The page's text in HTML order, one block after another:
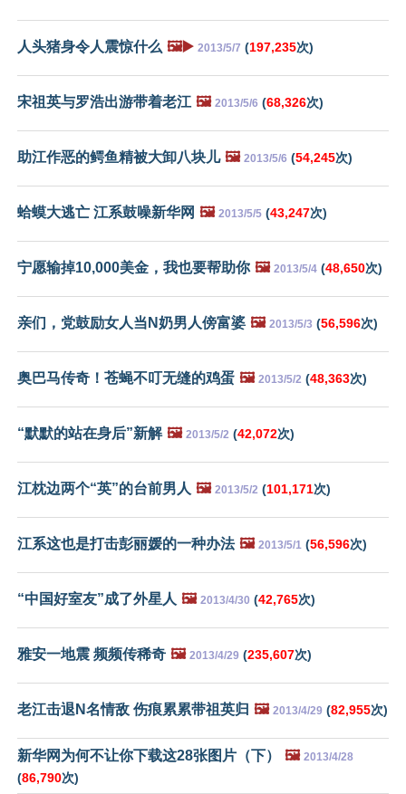
人头猪身令人震惊什么 🖼️▶️ 2013/5/7 (197,235次)
宋祖英与罗浩出游带着老江 🖼️ 2013/5/6 (68,326次)
助江作恶的鳄鱼精被大卸八块儿 🖼️ 2013/5/6 (54,245次)
蛤蟆大逃亡 江系鼓噪新华网 🖼️ 2013/5/5 (43,247次)
宁愿输掉10,000美金，我也要帮助你 🖼️ 2013/5/4 (48,650次)
亲们，党鼓励女人当N奶男人傍富婆 🖼️ 2013/5/3 (56,596次)
奥巴马传奇！苍蝇不叮无缝的鸡蛋 🖼️ 2013/5/2 (48,363次)
“默默的站在身后”新解 🖼️ 2013/5/2 (42,072次)
江枕边两个“英”的台前男人 🖼️ 2013/5/2 (101,171次)
江系这也是打击彭丽媛的一种办法 🖼️ 2013/5/1 (56,596次)
“中国好室友”成了外星人 🖼️ 2013/4/30 (42,765次)
雅安一地震 频频传稀奇 🖼️ 2013/4/29 (235,607次)
老江击退N名情敌 伤痕累累带祖英归 🖼️ 2013/4/29 (82,955次)
新华网为何不让你下载这28张图片（下） 🖼️ 2013/4/28
(86,790次)